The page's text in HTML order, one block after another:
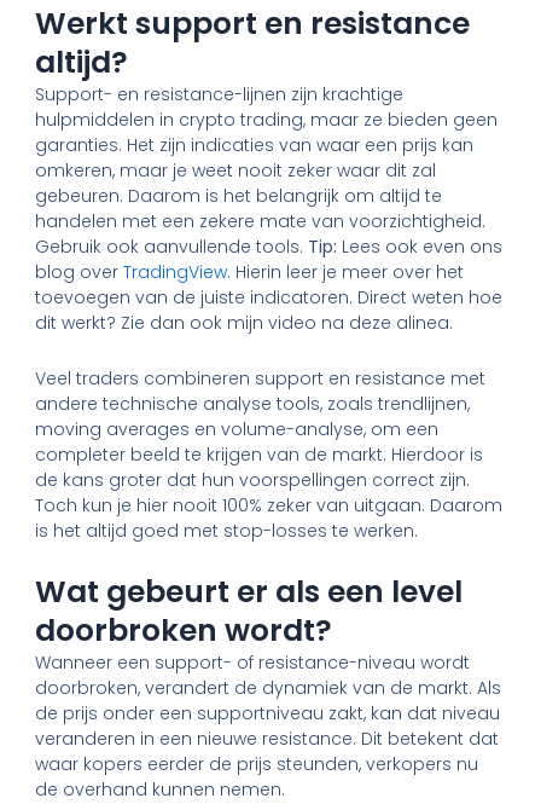
Werkt support en resistance
altijd?
Support- en resistance-lijnen zijn krachtige
hulpmiddelen in crypto trading, maar ze bieden geen
garanties. Het zijn indicaties van waar een prijs kan
omkeren, maar je weet nooit zeker waar dit zal
gebeuren. Daarom is het belangrijk om altijd te
handelen met een zekere mate van voorzichtigheid.
Gebruik ook aanvullende tools. Tip: Lees ook even ons
blog overTradingView. Hierin leer je meer over het
toevoegen van de juiste indicatoren. Direct weten hoe
dit werkt? Zie dan ook mijn video na deze alinea.
Veel traders combineren support en resistance met
andere technische analyse tools, zoals trendlijnen,
moving averages en volume-analyse, om een
completer beeld te krijgen van de markt. Hierdoor is
de kans groter dat hun voorspellingen correct zijn.
Toch kun je hier nooit 100% zeker van uitgaan. Daarom
is het altijd goed met stop-losses te werken.
Wat gebeurt er als een level
doorbroken wordt?
Wanneer een support- of resistance-niveau wordt
doorbroken, verandert de dynamiek van de markt. Als
de prijs onder een supportniveau zakt, kan dat niveau
veranderen in een nieuwe resistance. Dit betekent dat
waar kopers eerder de prijs steunden, verkopers nu
de overhand kunnen nemen.